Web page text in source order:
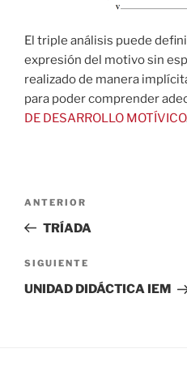
El triple análisis puede
expresión del motivo sin
realizado de manera
para poder comprender
DE DESARROLLO MOTÍVICO
entradas
Entrada
anterior:
ANTERIOR
TRÍADA
Siguiente
entrada
SIGUIENTE
UNIDAD DIDÁCTICA IEM